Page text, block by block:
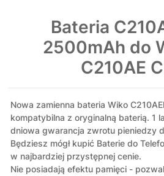
Bateria
2500mAh do
C210AE
Nowa zamienna bateria Wiko
kompatybilna z oryginalną baterią. 1
dniowa gwarancja zwrotu pieniedzy
Będziesz mógł kupić Baterie do
w najbardziej przystępnej cenie.
Nie posiadają efektu pamięci -